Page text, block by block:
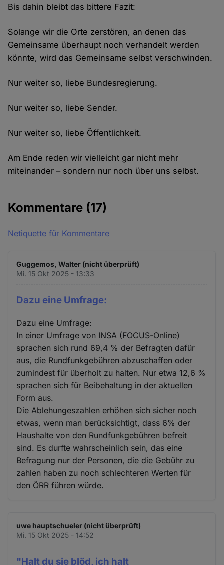
Bis dahin bleibt das bittere Fazit:
Solange wir die Orte zerstören, an denen das
Gemeinsame überhaupt noch verhandelt werden
könnte, wird das Gemeinsame selbst verschwinden.
Nur weiter so, liebe Bundesregierung.
Nur weiter so, liebe Sender.
Nur weiter so, liebe Öffentlichkeit.
Am Ende reden wir vielleicht gar nicht mehr
miteinander – sondern nur noch über uns selbst.
Kommentare (17)
Netiquette für Kommentare
Guggemos, Walter (nicht überprüft)
Mi. 15 Okt 2025 - 13:33
Dazu eine Umfrage:
Dazu eine Umfrage:
In einer Umfrage von INSA (FOCUS-Online)
sprachen sich rund 69,4 % der Befragten dafür
aus, die Rundfunkgebühren abzuschaffen oder
zumindest für überholt zu halten. Nur etwa 12,6 %
sprachen sich für Beibehaltung in der aktuellen
Form aus.
Die Ablehungeszahlen erhöhen sich sicher noch
etwas, wenn man berücksichtigt, dass 6% der
Haushalte von den Rundfunkgebühren befreit
sind. Es durfte wahrscheinlich sein, das eine
Befragung nur der Personen, die die Gebühr zu
zahlen haben zu noch schlechteren Werten für
den ÖRR führen würde.
uwe hauptschueler (nicht überprüft)
Mi. 15 Okt 2025 - 14:52
"Halt du sie blöd, ich halt